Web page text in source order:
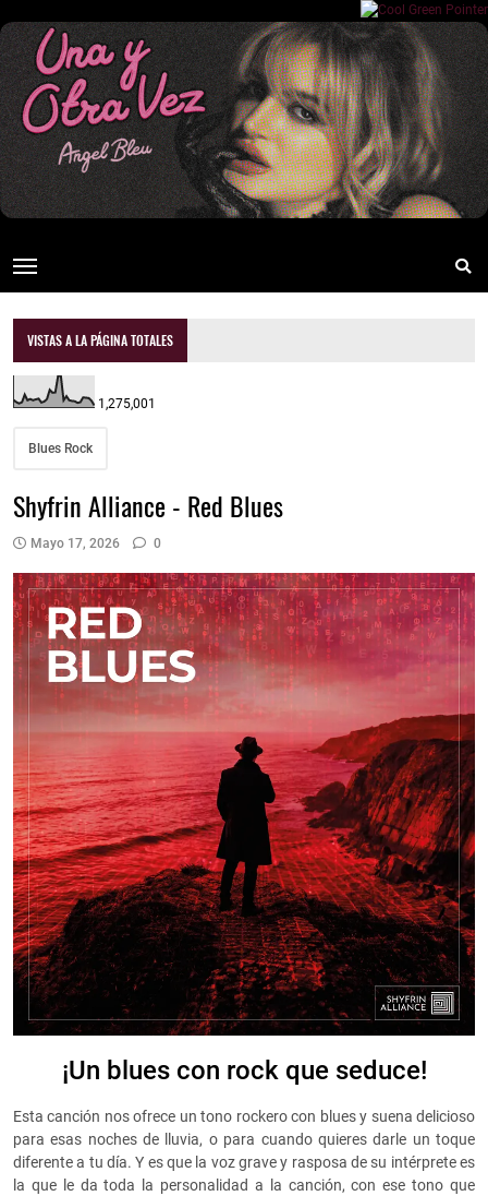
VISTAS A LA PÁGINA TOTALES
1,275,001
Blues Rock
Shyfrin Alliance - Red Blues
Mayo 17, 2026 0
¡Un blues con rock que seduce!
Esta canción nos ofrece un tono rockero con blues y suena delicioso
para esas noches de lluvia, o para cuando quieres darle un toque
diferente a tu día. Y es que la voz grave y rasposa de su intérprete es
la que le da toda la personalidad a la canción, con ese tono que